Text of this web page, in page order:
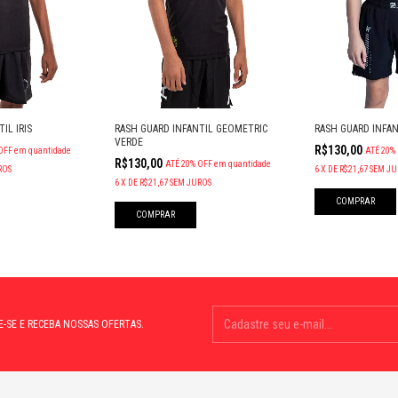
IRIS
em quantidade
RASH GUARD INFANTIL GEOMETRIC
VERDE
R$130,00 ATÉ 20% OFFem quantidade
6X DE R$21,67SEM JUROS
COMPRAR
RASH GUARD
R$130,00 ATÉ 20%
6X DE R$21,67SEM
COMPRAR
SE E RECEBA NOSSAS OFERTAS.